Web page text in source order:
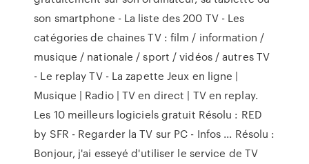
son smartphone - La liste des 200 TV - Les
catégories de chaines TV : film / information /
musique / nationale / sport / vidéos / autres TV
- Le replay TV - La zapette Jeux en ligne |
Musique | Radio | TV en direct | TV en replay.
Les 10 meilleurs logiciels gratuit Résolu : RED
by SFR - Regarder la TV sur PC - Infos ... Résolu :
Bonjour, j'ai esseyé d'utiliser le service de TV